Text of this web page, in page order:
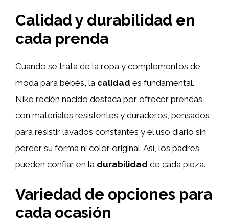
Calidad y durabilidad en
cada prenda
Cuando se trata de la ropa y complementos de
moda para bebés, la calidad es fundamental.
Nike recién nacido destaca por ofrecer prendas
con materiales resistentes y duraderos, pensados
para resistir lavados constantes y el uso diario sin
perder su forma ni color original. Así, los padres
pueden confiar en la durabilidad de cada pieza.
Variedad de opciones para
cada ocasión